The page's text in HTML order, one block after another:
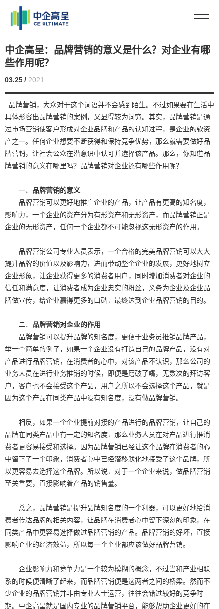
中企高呈：品牌营销的意义是什么？对企业有哪
些作用呢？
03.25 / 2021
品牌营销，大众对于这个词语并不会感到陌生。不过如果要在生活中
具体形容出品牌营销的案例，又显得较为词穷。其实，品牌营销是通
过市场营销使客户形成对企业品牌和产品的认知过程，是企业的软资
产之一。任何企业想要不断获得和保持竞争优势，那么就需要做好品
牌营销，让社会公众在潜意识中认可并选择该产品。那么，你知道品
牌营销的意义在哪里吗？品牌营销对企业还有哪些作用呢？
一、 品牌营销的意义
品牌营销可以更好地推广企业的产品，让产品有更高的知名度，
影响力，一个企业的资产分为有形资产和无形资产，而品牌营销正是
企业的无形资产，任何一个企业都不可能忽视这无形资产的作用。
品牌营销公司专业人员表示，一个合格的完美品牌营销可以大大
提升品牌的价值以及影响力，进而带动整个企业的发展，更好地树立
企业形象，让企业获得更多的消费者用户，同时增加消费者对企业的
信任和满意度，让消费者成为企业忠实的粉丝，义务为企业及企业品
牌做宣传，给企业赢得更多的口碑，最终达到企业品牌营销的目的。
二、 品牌营销对企业的作用
品牌营销可以提升品牌的知名度，更便于业务员推销品牌产品，
举一个简单的例子，如果一个企业没有打造自己的品牌产品，没有对
产品进行品牌营销，在消费者的心中，对该产品不认识，那么公司的
业务人员在进行业务推销的时候，即便是磨破了嘴，无数次的拜访客
户，客户也不会接受这个产品，用户之所以不会选择这个产品，就是
因为这个产品在同类产品中没有知名度，没有做品牌营销。
相反，如果一个企业提前对接的产品进行的品牌营销，让自己的
品牌在同类产品中有一定的知名度，那么业务人员在对产品进行推消
费者更容易接受和选择。因为品牌营销已经让这个品牌在消费者的心
中留下了一个印象，消费者心中已经潜移默化地接受了这个品牌，所
以更容易去选择这个品牌。所以说，对于一个企业来说，做品牌营销
至关重要，直接影响着产品的销售量。
总之，品牌营销是提升品牌知名度的一个利器，可以更好地给消
费者传达品牌的相关内容，让品牌在消费者心中留下深刻的印象，在
同类产品中更容易选择做过品牌营销的产品。品牌营销的好坏，直接
影响企业的经济效益，所以每一个企业都应该做好品牌营销。
企业影响力和竞争力是一个较为模糊的概念，不过当和产业相联
系的时候便清晰了起来，而品牌营销便是这两者之间的桥梁。然而不
少企业的品牌营销并非由专业人士运营，往往会错过较好的竞争时
期。中企高呈就是国内专业的品牌营销平台，能够帮助企业更好的在